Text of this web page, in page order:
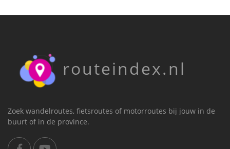
routeindex.nl
Zoek wandelroutes, fietsroutes of motorroutes bij jouw in de
buurt of in de province.